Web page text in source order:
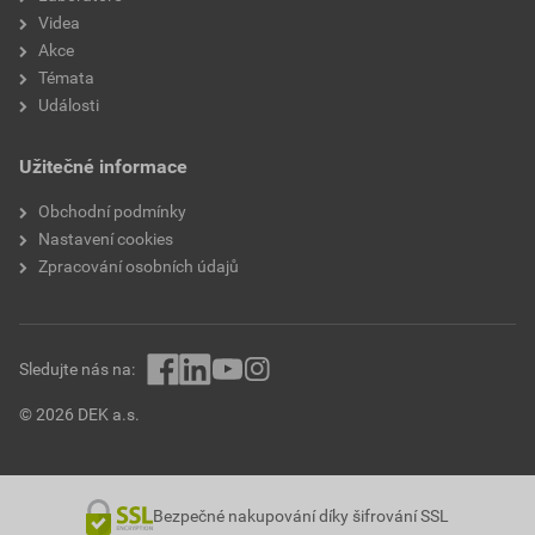
Videa
Akce
Témata
Události
Užitečné informace
Obchodní podmínky
Nastavení cookies
Zpracování osobních údajů
© 2026 DEK a.s.
Sledujte nás na:
Bezpečné nakupování díky šifrování SSL